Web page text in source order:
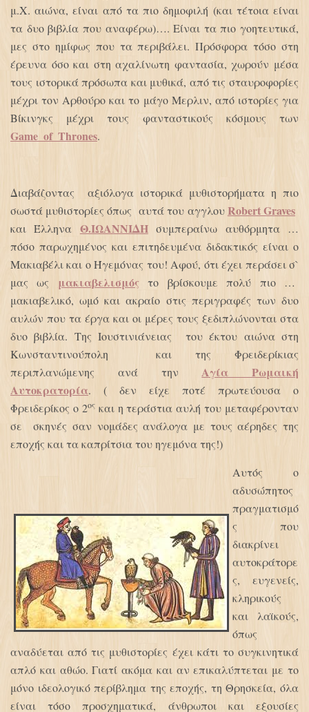
μ.Χ. αιώνα, είναι από τα πιο δημοφιλή (και τέτοια είναι
τα δυο βιβλία που αναφέρω)…. Είναι τα πιο γοητευτικά,
μες στο ημίφως που τα περιβάλει. Πρόσφορα τόσο στη
έρευνα όσο και στη αχαλίνωτη φαντασία, χωρούν μέσα
τους ιστορικά πρόσωπα και μυθικά, από τις σταυροφορίες
μέχρι τον Αρθούρο και το μάγο Μερλιν, από ιστορίες για
Βίκινγκς μέχρι τους φανταστικούς κόσμους των
Game_of_Thrones.
Διαβάζοντας αξιόλογα ιστορικά μυθιστορήματα η πιο
σωστά μυθιστορίες όπως αυτά του αγγλουRobert Graves
και Έλληνα Θ.ΙΩΑΝΝΙΔΗσυμπεραίνω αυθόρμητα …
πόσο παρωχημένος και επιτηδευμένα διδακτικός είναι ο
Μακιαβέλι και ο Ήγεμόνας του! Αφού, ότι έχει περάσει σ`
μας ως μακιαβελισμόςτο βρίσκουμε πολύ πιο …
μακιαβελικό, ωμό και ακραίο στις περιγραφές των δυο
αυλών που τα έργα και οι μέρες τους ξεδιπλώνονται στα
δυο βιβλία. Της Ιουστινιάνειας του έκτου αιώνα στη
Κωνσταντινούπολη και της Φρειδερίκιας
περιπλανώμενης ανά την Αγία Ρωμαική
Αυτοκρατορία. ( δεν είχε ποτέ πρωτεύουσα ο
Φρειδερίκος ο 2οςκαι η τεράστια αυλή του μεταφέρονταν
σε σκηνές σαν νομάδες ανάλογα με τους αέρηδες της
εποχής και τα καπρίτσια του ηγεμόνα της!)
Αυτός ο
αδυσώπητος
πραγματισμό
ς που
διακρίνει
αυτοκράτορε
ς, ευγενείς,
κληρικούς
και λαϊκούς,
όπως
αναδύεται από τις μυθιστορίες έχει κάτι το συγκινητικά
απλό και αθώο. Γιατί ακόμα και αν επικαλύπτεται με το
μόνο ιδεολογικό περίβλημα της εποχής, τη Θρησκεία, όλα
είναι τόσο προσχηματικά, άνθρωποι και εξουσίες